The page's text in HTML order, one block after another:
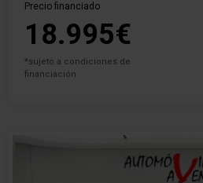
Precio financiado
18.995€
*sujeto a condiciones de
financiación